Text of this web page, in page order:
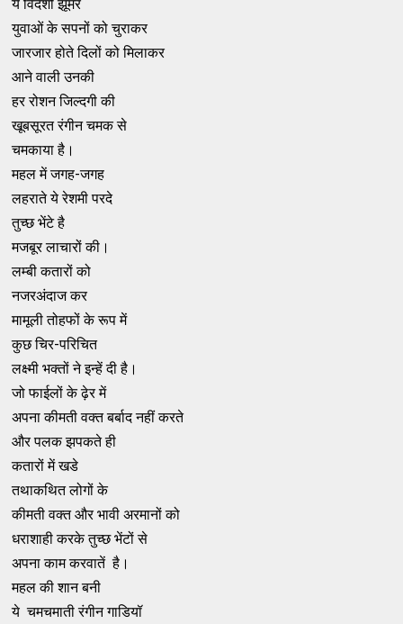
ये विदेशी झूमर
युवाओं के सपनों को चुराकर
जारजार होते दिलों को मिलाकर
आने वाली उनकी
हर रोशन जिल्दगी की
खूबसूरत रंगीन चमक से
चमकाया है।
महल में जगह-जगह
लहराते ये रेशमी परदे
तुच्छ भेंटे है
मजबूर लाचारों की।
लम्बी कतारों को
नजरअंदाज कर
मामूली तोहफों के रूप में
कुछ चिर-परिचित
लक्ष्मी भक्तों ने इन्हें दी है।
जो फाईलों के ढ़ेर में
अपना कीमती वक्त बर्बाद नहीं करते
और पलक झपकते ही
कतारों में खडे
तथाकथित लोगों के
कीमती वक्त और भावी अरमानों को
धराशाही करके तुच्छ भेंटों से
अपना काम करवातें है।
महल की शान बनी
ये चमचमाती रंगीन गाडियॉ